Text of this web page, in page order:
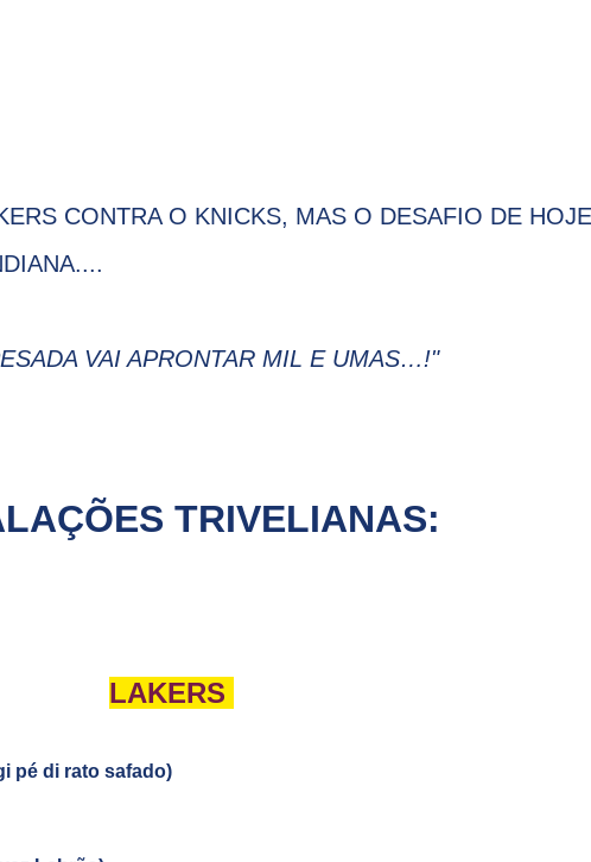
CONTRA O KNICKS, MAS O DESAFIO DE
VAI APRONTAR MIL E UMAS…!"
TRIVELIANAS:
LAKERS
pé di rato safado)